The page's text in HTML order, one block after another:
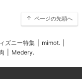
ページの先頭へ
ズニー特集 mimot.
Medery.